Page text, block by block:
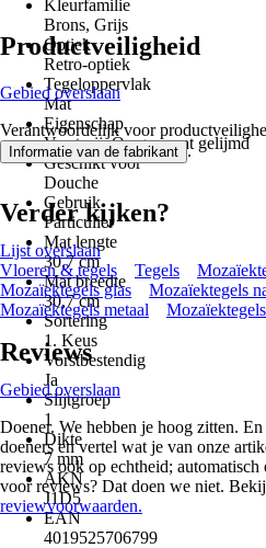
Kleurfamilie
Brons, Grijs
Optiek
Retro-optiek
Tegeloppervlak
Mat
Eigenschap
Vorstvrij, Op gaasmat gelijmd
Geschikt voor
Douche
Gebruik
Particulier
Mat lengte
30,7 cm
Mat breedte
30,7 cm
Sortering
1. Keus
Vorstbestendig
Ja
Slijtgroep
1
Dikte
7 mm
AKN
J1D5
EAN
4019525706799
Productveiligheid
Gebied overslaan
Verantwoordelijk voor
Informatie van de fabrikant .
Verder kijken?
Lijst overslaan
Vloeren & tegels
Tegels
Mozaïektegels glas
Mozaïektegels
Mozaïektegels metaal
Reviews
Gebied overslaan
Doener. We hebben je hoog zitten.
doeners en vertel wat je van onze
reviews ook op echtheid; automatisch
voor reviews? Dat doen we niet.
reviewvoorwaarden.